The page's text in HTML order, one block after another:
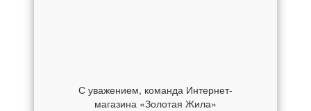
С уважением, команда Интернет-
магазина «Золотая Жила»